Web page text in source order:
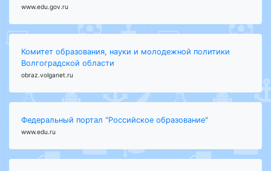
www.edu.gov.ru
Комитет образования, науки и молодежной политики
Волгоградской области
obraz.volganet.ru
Федеральный портал "Российское образование"
www.edu.ru